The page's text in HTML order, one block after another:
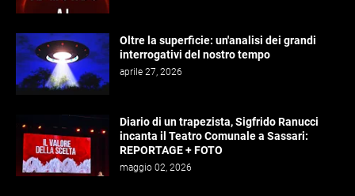
Oltre la superficie: un'analisi dei grandi
interrogativi del nostro tempo
aprile 27, 2026
Diario di un trapezista, Sigfrido Ranucci
incanta il Teatro Comunale a Sassari:
REPORTAGE + FOTO
maggio 02, 2026